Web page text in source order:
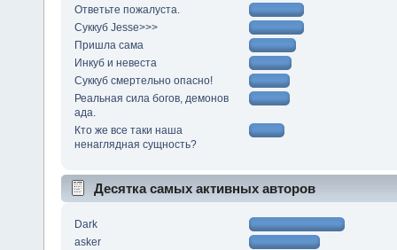
Ответьте пожалуста.
Суккуб Jesse>>>
Пришла сама
Инкуб и невеста
Суккуб смертельно опасно!
Реальная сила богов, демонов
ада.
Кто же все таки наша
ненаглядная сущность?
Десятка самых активных авторов
Dark
asker